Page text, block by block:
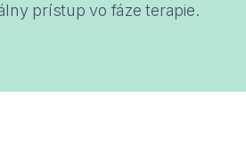
prístup vo fáze terapie.